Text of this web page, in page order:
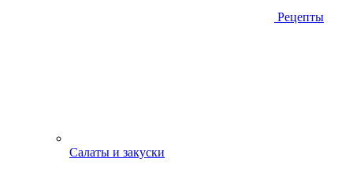
Рецепты
Салаты и закуски